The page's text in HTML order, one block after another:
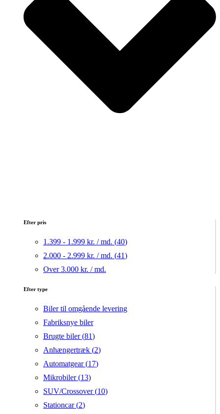
Efter pris
1.399 - 1.999 kr. / md. (40)
2.000 - 2.999 kr. / md. (41)
Over 3.000 kr. / md.
Efter type
Biler til omgående levering
Fabriksnye biler
Brugte biler (81)
Anhængertræk (2)
Automatgear (17)
Mikrobiler (13)
SUV/Crossover (10)
Stationcar (2)